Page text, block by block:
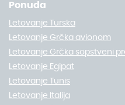
Ponuda
Letovanje Turska
Letovanje Grčka avionom
Letovanje Grčka sopstveni
Letovanje Egipat
Letovanje Tunis
Letovanje Italija